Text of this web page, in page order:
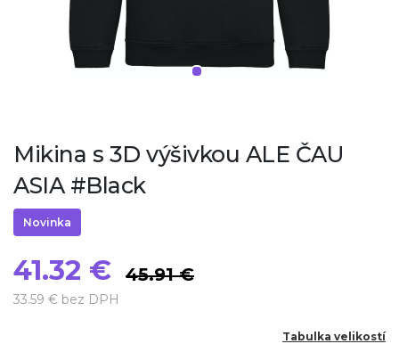
Mikina s 3D výšivkou ALE ČAU
ASIA #Black
Novinka
41.32 € 45.91 €
33.59 € bez DPH
Tabulka velikostí